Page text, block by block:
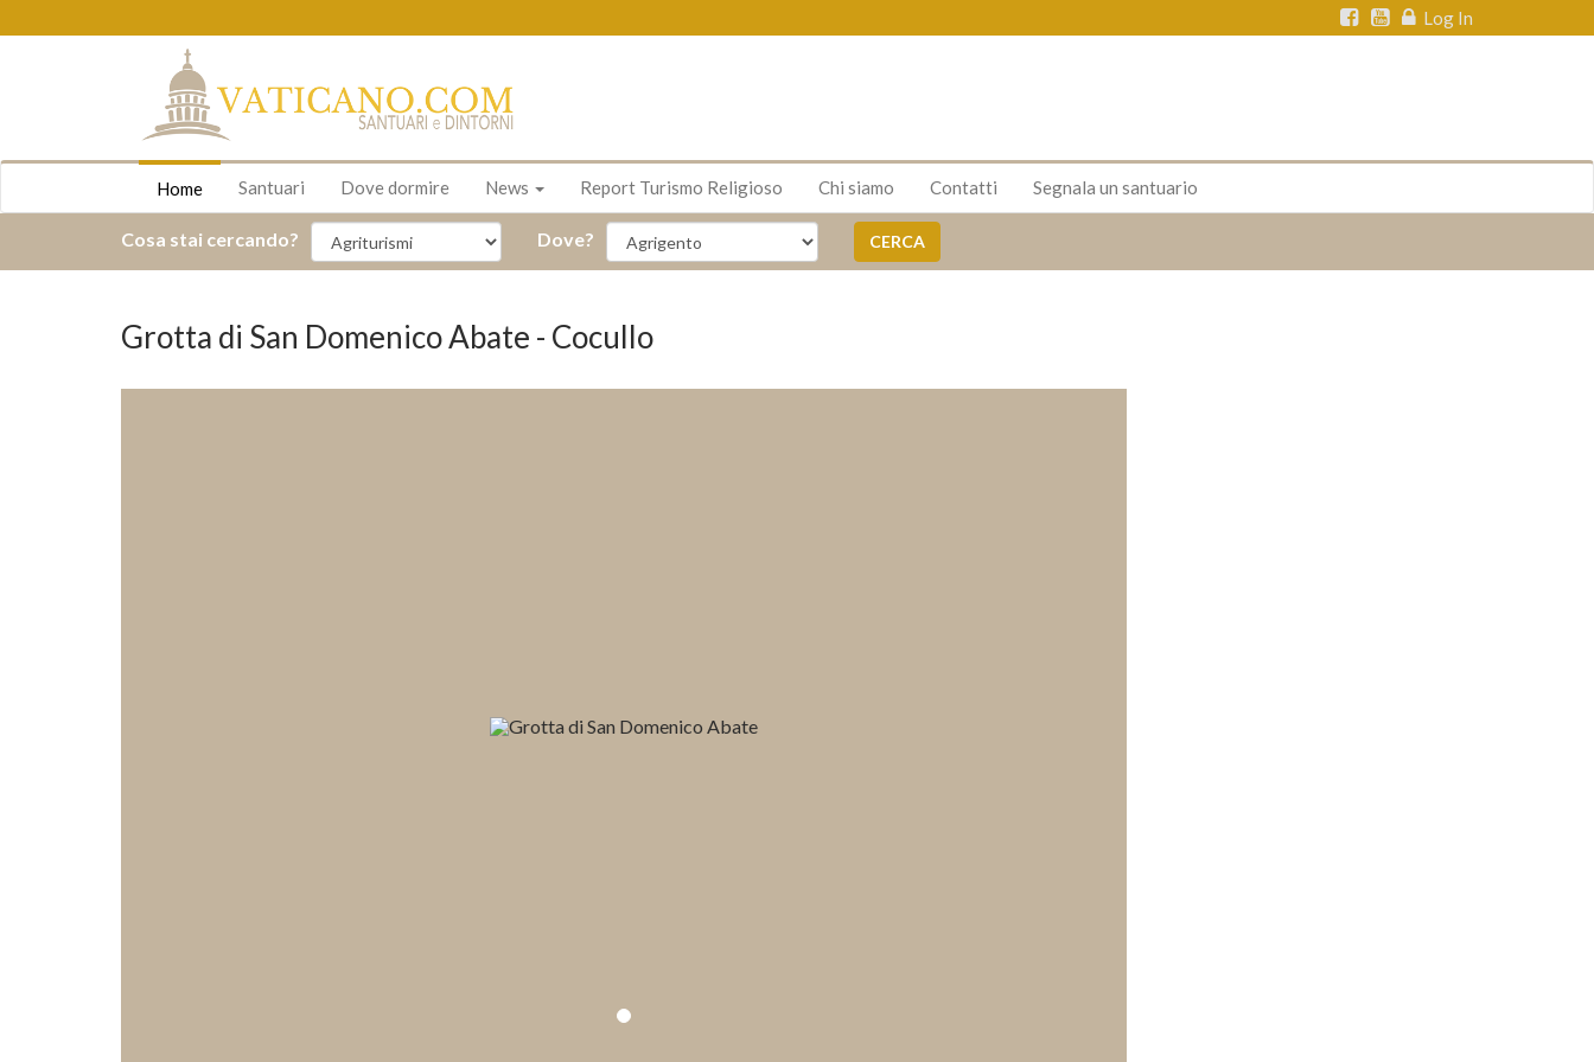
Log In
Home Santuari Dove dormire News Report Turismo Religioso Chi siamo Contatti Segnala un santuario
Cosa stai cercando? Dove? CERCA
Grotta di San Domenico Abate - Cocullo